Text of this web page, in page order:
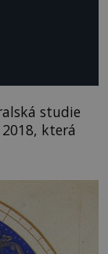
studie
která